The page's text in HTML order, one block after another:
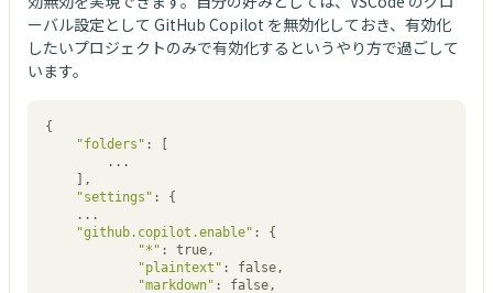
ーバル設定として GitHub Copilot を無効化しておき、有効化
したいプロジェクトのみで有効化するというやり方で過ごして
います。
{
"folders" : [
"settings" : {
"github.copilot.enable" : {
"*" : true,
"plaintext" : false,
"markdown" : false,